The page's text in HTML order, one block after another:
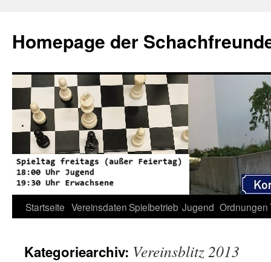
springen
Homepage der
Startseite VereinsdatenSpielbetrieb Jugend Ordnungen
Kategoriearchiv: Vereinsblitz 2013